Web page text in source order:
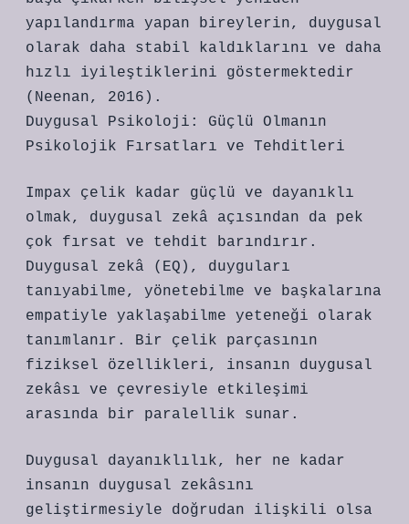
yapılandırma yapan bireylerin, duygusal
olarak daha stabil kaldıklarını ve daha
hızlı iyileştiklerini göstermektedir
(Neenan, 2016).
Duygusal Psikoloji: Güçlü Olmanın
Psikolojik Fırsatları ve Tehditleri
Impax çelik kadar güçlü ve dayanıklı
olmak, duygusal zekâ açısından da pek
çok fırsat ve tehdit barındırır.
Duygusal zekâ (EQ), duyguları
tanıyabilme, yönetebilme ve başkalarına
empatiyle yaklaşabilme yeteneği olarak
tanımlanır. Bir çelik parçasının
fiziksel özellikleri, insanın duygusal
zekâsı ve çevresiyle etkileşimi
arasında bir paralellik sunar.
Duygusal dayanıklılık, her ne kadar
insanın duygusal zekâsını
geliştirmesiyle doğrudan ilişkili olsa